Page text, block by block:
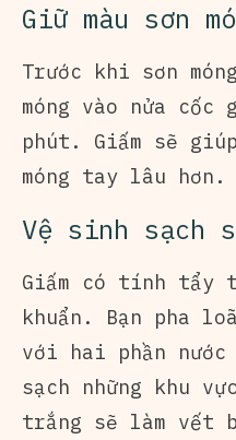
Giữ màu sơn
Trước khi sơn
móng vào nửa
phút. Giấm sẽ
móng tay lâu hơn.
Vệ sinh sạch
Giấm có tính tẩy
khuẩn. Bạn pha
với hai phần
sạch những khu
trắng sẽ làm vết